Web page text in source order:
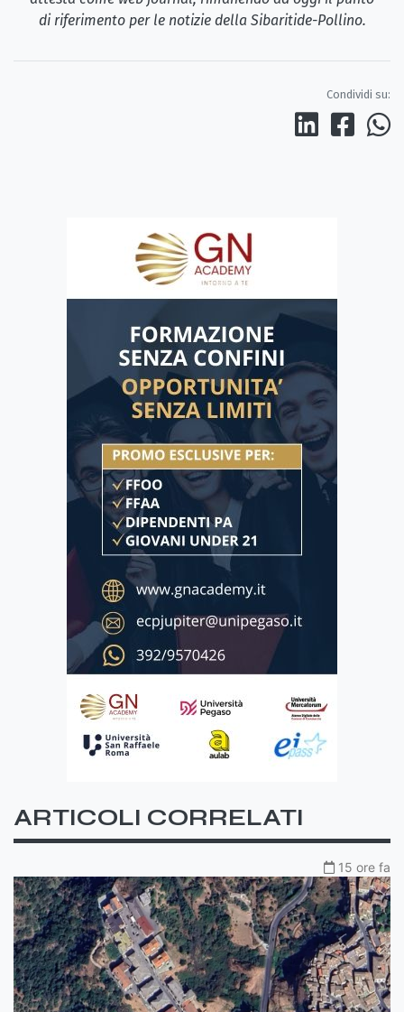
di riferimento per le notizie della Sibaritide-Pollino.
Condividi su:
ARTICOLI CORRELATI
15 ore fa